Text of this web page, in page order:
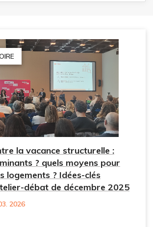
la vacance structurelle :
? quels moyens pour
logements ? Idées-clés
débat de décembre 2025
2026